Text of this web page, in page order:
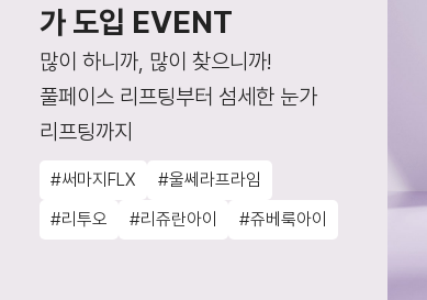
가 도입 EVENT
많이 하니까, 많이 찾으니까!
풀페이스 리프팅부터 섬세한 눈가
리프팅까지
#써마지FLX
#울쎄라프라임
#리투오
#리쥬란아이 #쥬베룩아이